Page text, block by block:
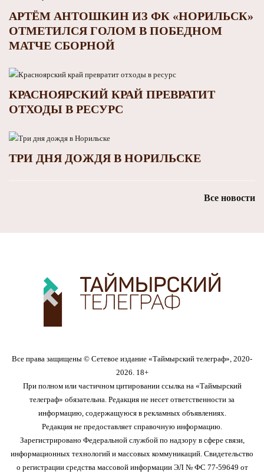
АРТЁМ АНТОШКИН ИЗ ФК «НОРИЛЬСК»
ОТМЕТИЛСЯ ГОЛОМ В ПОБЕДНОМ
МАТЧЕ СБОРНОЙ
КРАСНОЯРСКИЙ КРАЙ ПРЕВРАТИТ
ОТХОДЫ В РЕСУРС
ТРИ ДНЯ ДОЖДЯ В НОРИЛЬСКЕ
Все новости
Все права защищены © Сетевое издание «Таймырский телеграф», 2020-
2026. 18+
При полном или частичном цитировании ссылка на «Таймырский
телеграф» обязательна. Редакция не несет ответственности за
информацию, содержащуюся в рекламных объявлениях.
Редакция не предоставляет справочную информацию.
Зарегистрировано Федеральной службой по надзору в сфере связи,
информационных технологий и массовых коммуникаций. Свидетельство
о регистрации средства массовой информации ЭЛ № ФС 77-59649 от